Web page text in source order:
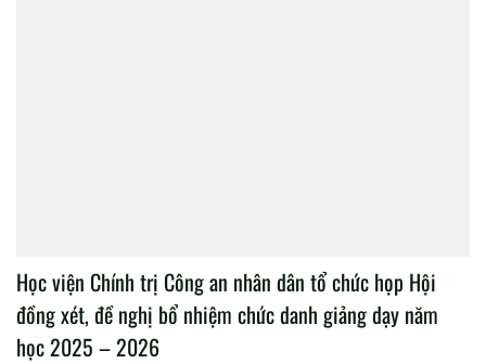
Học viện Chính trị Công an nhân dân tổ chức họp Hội
đồng xét, đề nghị bổ nhiệm chức danh giảng dạy năm
học 2025 – 2026